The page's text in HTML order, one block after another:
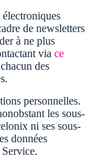
de newsletters
à ne plus
via ce
des
personnelles.
les sous-
ni ses sous-
données